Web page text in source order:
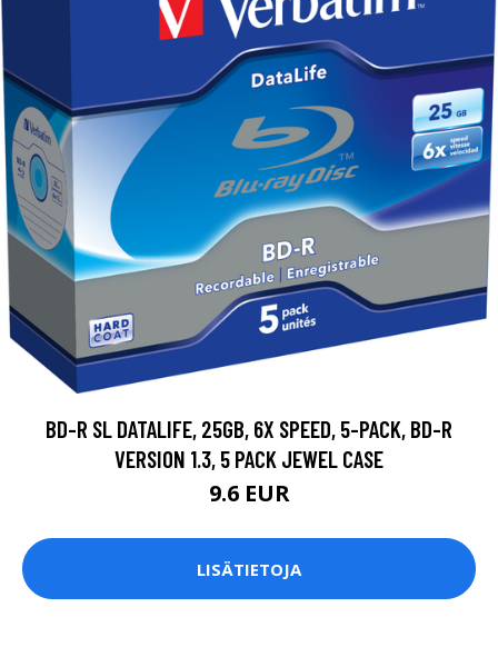
BD-R SL DATALIFE, 25GB, 6X SPEED, 5-PACK, BD-R
VERSION 1.3, 5 PACK JEWEL CASE
9.6 EUR
LISÄTIETOJA